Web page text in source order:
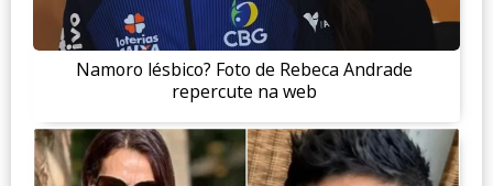
Namoro lésbico? Foto de Rebeca Andrade
repercute na web